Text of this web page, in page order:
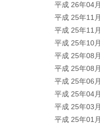
平成 26年04
平成 25年11
平成 25年11
平成 25年10
平成 25年08
平成 25年08
平成 25年06
平成 25年04
平成 25年03
平成 25年01